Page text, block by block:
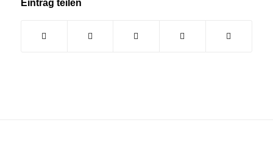
Eintrag teilen